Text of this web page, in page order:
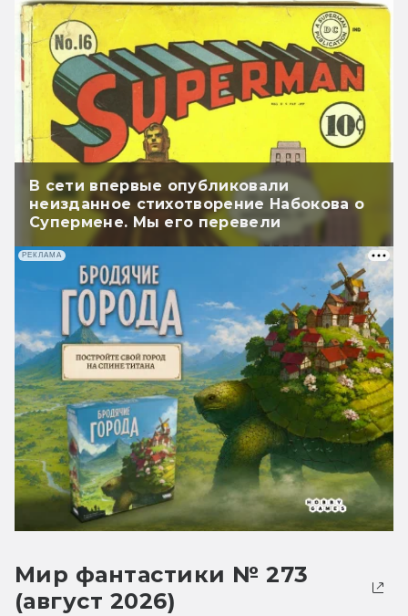
В сети впервые опубликовали
неизданное стихотворение Набокова о
Супермене. Мы его перевели
РЕКЛАМА
Мир фантастики № 273
(август 2026)